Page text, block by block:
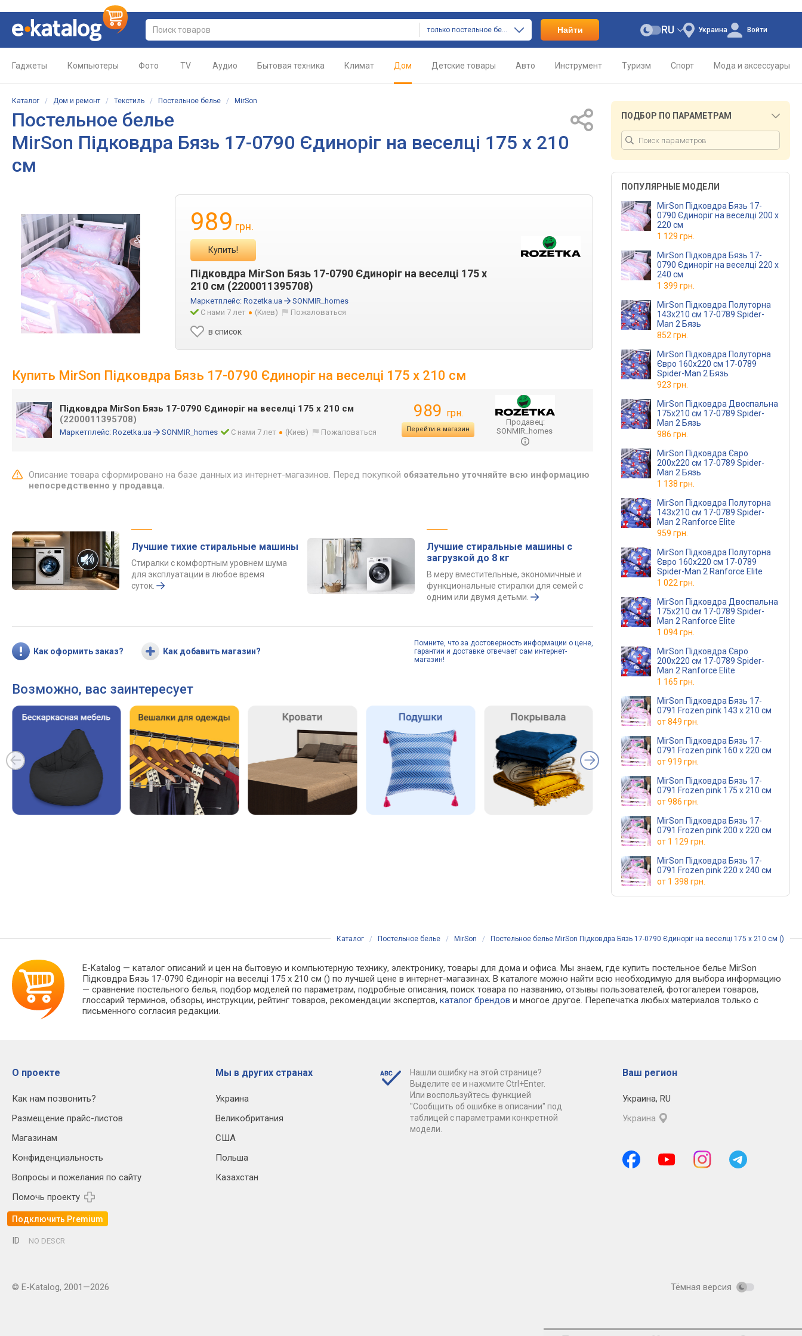
только постельное белье Найти Украина
RU Войти
Гаджеты Компьютеры Фото TV Аудио Бытовая техника Климат Дом Детские товары Авто Инструмент Туризм Спорт Мода и аксессуары
Каталог / Дом и ремонт / Текстиль / Постельное белье / MirSon
Постельное белье
MirSon Підковдра Бязь 17-0790 Єдиноріг на веселці 175 x 210
см
989 грн.
Купить!
Підковдра MirSon Бязь 17-0790 Єдиноріг на веселці 175 x
210 см (2200011395708)
Маркетплейс: Rozetka.ua
SONMIR_homes
С нами 7 лет
(Киев) Пожаловаться
в список
Купить MirSon Підковдра Бязь 17-0790 Єдиноріг на веселці 175 x 210 см
Підковдра MirSon Бязь 17-0790 Єдиноріг на веселці 175 x 210 см
(2200011395708)
Маркетплейс: Rozetka.ua SONMIR_homes С нами 7 лет (Киев) Пожаловаться
989 грн.
Перейти в магазин
Продавец:
SONMIR_homes
Описание товара сформировано на базе данных из интернет-магазинов. Перед покупкой обязательно уточняйте всю информацию
непосредственно у продавца.
Лучшие тихие стиральные машины
Стиралки с комфортным уровнем шума
для эксплуатации в любое время
суток.
Лучшие стиральные машины с
загрузкой до 8 кг
В меру вместительные, экономичные и
функциональные стиралки для семей с
одним или двумя детьми.
Как оформить заказ? Как добавить магазин?
Помните, что за достоверность информации о цене,
гарантии и доставке отвечает сам интернет-
магазин!
Возможно, вас заинтересует
ПОДБОР ПО ПАРАМЕТРАМ
ПОПУЛЯРНЫЕ МОДЕЛИ
MirSon Підковдра Бязь 17-
0790 Єдиноріг на веселці 200 x
220 см
1 129 грн.
MirSon Підковдра Бязь 17-
0790 Єдиноріг на веселці 220 x
240 см
1 399 грн.
MirSon Підковдра Полуторна
143х210 см 17-0789 Spider-
Man 2 Бязь
852 грн.
MirSon Підковдра Полуторна
Євро 160х220 см 17-0789
Spider-Man 2 Бязь
923 грн.
MirSon Підковдра Двоспальна
175х210 см 17-0789 Spider-
Man 2 Бязь
986 грн.
MirSon Підковдра Євро
200х220 см 17-0789 Spider-
Man 2 Бязь
1 138 грн.
MirSon Підковдра Полуторна
143х210 см 17-0789 Spider-
Man 2 Ranforce Elite
959 грн.
MirSon Підковдра Полуторна
Євро 160х220 см 17-0789
Spider-Man 2 Ranforce Elite
1 022 грн.
MirSon Підковдра Двоспальна
175х210 см 17-0789 Spider-
Man 2 Ranforce Elite
1 094 грн.
MirSon Підковдра Євро
200х220 см 17-0789 Spider-
Man 2 Ranforce Elite
1 165 грн.
MirSon Підковдра Бязь 17-
0791 Frozen pink 143 x 210 см
от849 грн.
MirSon Підковдра Бязь 17-
0791 Frozen pink 160 x 220 см
от919 грн.
MirSon Підковдра Бязь 17-
0791 Frozen pink 175 x 210 см
от986 грн.
MirSon Підковдра Бязь 17-
0791 Frozen pink 200 x 220 см
от 1 129 грн.
MirSon Підковдра Бязь 17-
0791 Frozen pink 220 x 240 см
от 1 398 грн.
Каталог / Постельное белье / MirSon / Постельное белье MirSon Підковдра Бязь 17-0790 Єдиноріг на веселці 175 x 210 см ()
E-Katalog — каталог описаний и цен на бытовую и компьютерную технику, электронику, товары для дома и офиса. Мы знаем, где купить постельное белье MirSon
Підковдра Бязь 17-0790 Єдиноріг на веселці 175 x 210 см () по лучшей цене в интернет-магазинах. В каталоге можно найти всю необходимую для выбора информацию
— сравнение постельного белья, подбор моделей по параметрам, подробные описания, поиск товара по названию, отзывы пользователей, фотогалереи товаров,
глоссарий терминов, обзоры, инструкции, рейтинг товаров, рекомендации экспертов,каталог брендов и многое другое. Перепечатка любых материалов только с
письменного согласия редакции.
О проекте
Как нам позвонить?
Размещение прайс-листов
Магазинам
Конфиденциальность
Вопросы и пожелания по сайту
Помочь проекту
Подключить Premium
Мы в других странах
Украина
Великобритания
США
Польша
Казахстан
Нашли ошибку на этой странице?
Выделите ее и нажмите Ctrl+Enter.
Или воспользуйтесь функцией
"Сообщить об ошибке в описании" под
таблицей с параметрами конкретной
модели.
Ваш регион
Украина, RU
Украина
ID NO DESCR
© E-Katalog, 2001—2026 Тёмная версия